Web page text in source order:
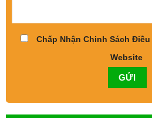
Chấp Nhận Chinh Sách
Website